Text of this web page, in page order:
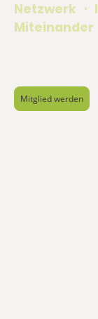
Netzwerk ・
Miteinander
Mitglied werden